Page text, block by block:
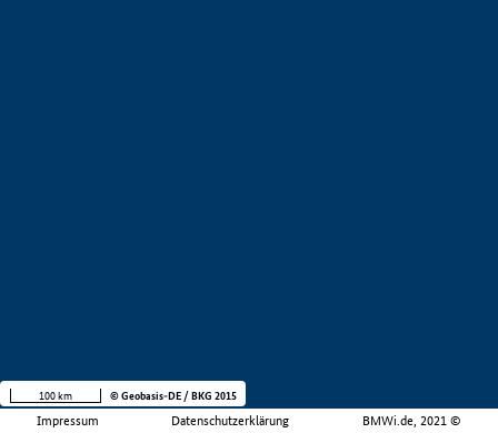
Impressum Datenschutzerklärung BMWi.de, 2021 ©
100 km © Geobasis-DE / BKG 2015